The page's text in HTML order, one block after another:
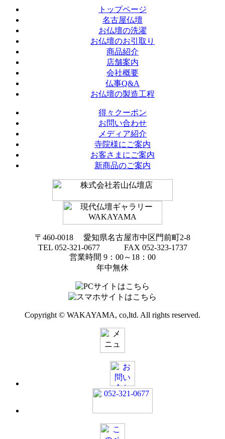
トップページ
名古屋仏壇
お仏壇の洗濯
お仏壇のお引取り
商品紹介
店舗案内
会社概要
仏事Q&A
お仏壇の製造工程
得々クーポン
お問い合わせ
メディア紹介
寺院様にご案内
お客さまにご案内
新商品のご案内
〒460-0018 愛知県名古屋市中区門前町2-8
TEL 052-321-0677 FAX 052-323-1737
営業時間 9：00～18：00
年中無休
Copyright © WAKAYAMA, co,ltd. All rights reserved.